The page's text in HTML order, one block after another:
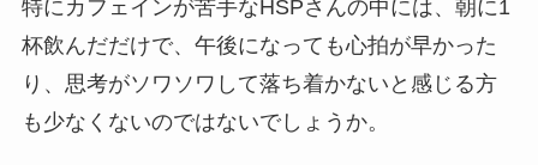
特にカフェインが苦手なHSPさんの中には、朝に1
杯飲んだだけで、午後になっても心拍が早かった
り、思考がソワソワして落ち着かないと感じる方
も少なくないのではないでしょうか。